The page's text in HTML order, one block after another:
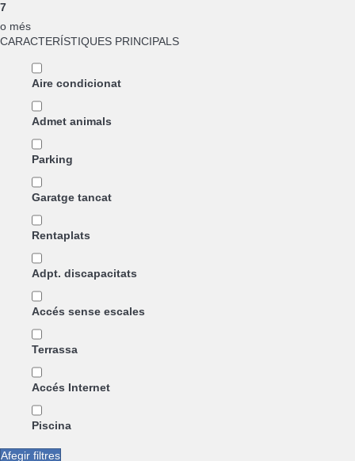
7
o més
CARACTERÍSTIQUES PRINCIPALS
Aire condicionat
Admet animals
Parking
Garatge tancat
Rentaplats
Adpt. discapacitats
Accés sense escales
Terrassa
Accés Internet
Piscina
Afegir filtres